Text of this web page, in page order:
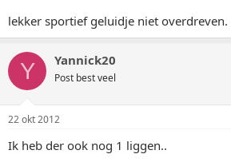
lekker sportief geluidje niet overdreven.
Y Yannick20
Post best veel
22 okt 2012
Ik heb der ook nog 1 liggen..